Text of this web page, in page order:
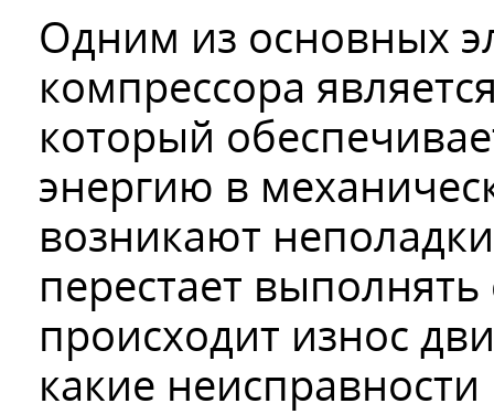
Одним из основных
компрессора
который
энергию в
возникают
перестает
происходит износ
какие